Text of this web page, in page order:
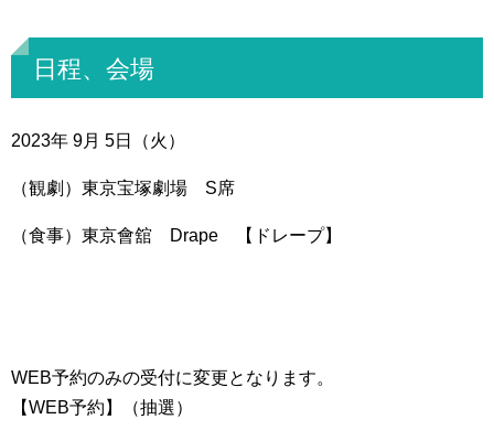
日程、会場
2023年 9月 5日（火）
（観劇）東京宝塚劇場 S席
（食事）東京會舘 Drape 【ドレープ】
WEB予約のみの受付に変更となります。
【WEB予約】（抽選）